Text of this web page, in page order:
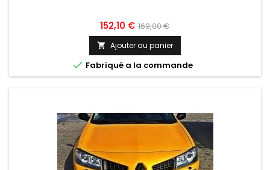
Prix
152,10 € Prix
base
169,00 €
 Ajouter au panier
 Fabriqué a la commande